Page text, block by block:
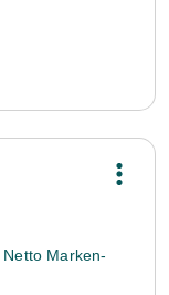
Netto Marken-